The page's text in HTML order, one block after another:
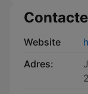
Website
Adres: